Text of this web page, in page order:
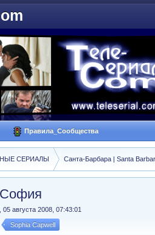
Правила_Сообщества
СЕРИАЛЫ Санта-Барбара | Santa
05 августа 2008, 07:43:01
Sophia Capwell